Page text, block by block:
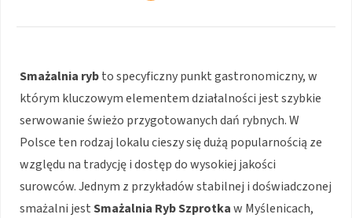
Smażalnia rybto specyficzny punkt gastronomiczny, w
którym kluczowym elementem działalności jest szybkie
serwowanie świeżo przygotowanych dań rybnych. W
Polsce ten rodzaj lokalu cieszy się dużą popularnością ze
względu na tradycję i dostęp do wysokiej jakości
surowców. Jednym z przykładów stabilnej i doświadczonej
smażalni jestSmażalnia Ryb Szprotkaw Myślenicach,